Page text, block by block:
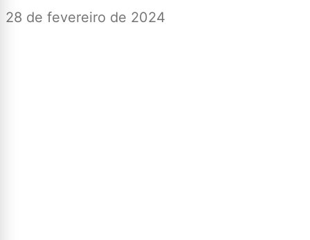
28 de fevereiro de 2024